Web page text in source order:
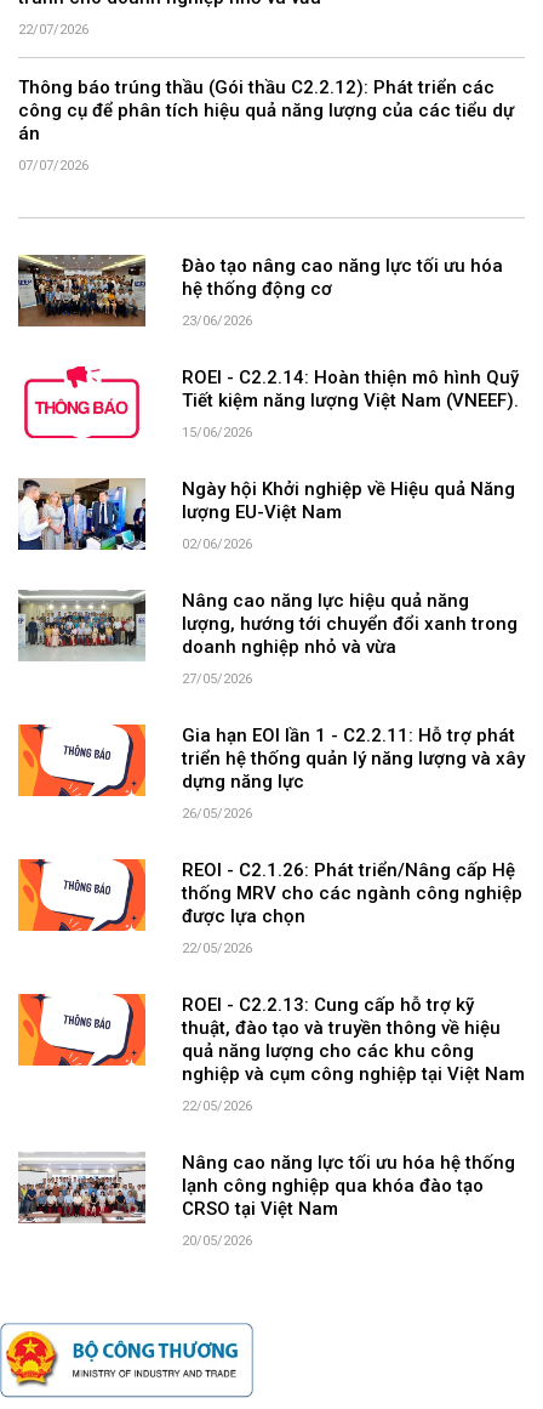
22/07/2026
Thông báo trúng thầu (Gói thầu C2.2.12): Phát triển các
công cụ để phân tích hiệu quả năng lượng của các tiểu dự
án
07/07/2026
Đào tạo nâng cao năng lực tối ưu hóa
hệ thống động cơ
23/06/2026
ROEI - C2.2.14: Hoàn thiện mô hình Quỹ
Tiết kiệm năng lượng Việt Nam (VNEEF).
15/06/2026
Ngày hội Khởi nghiệp về Hiệu quả Năng
lượng EU-Việt Nam
02/06/2026
Nâng cao năng lực hiệu quả năng
lượng, hướng tới chuyển đổi xanh trong
doanh nghiệp nhỏ và vừa
27/05/2026
Gia hạn EOI lần 1 - C2.2.11: Hỗ trợ phát
triển hệ thống quản lý năng lượng và xây
dựng năng lực
26/05/2026
REOI - C2.1.26: Phát triển/Nâng cấp Hệ
thống MRV cho các ngành công nghiệp
được lựa chọn
22/05/2026
ROEI - C2.2.13: Cung cấp hỗ trợ kỹ
thuật, đào tạo và truyền thông về hiệu
quả năng lượng cho các khu công
nghiệp và cụm công nghiệp tại Việt Nam
22/05/2026
Nâng cao năng lực tối ưu hóa hệ thống
lạnh công nghiệp qua khóa đào tạo
CRSO tại Việt Nam
20/05/2026